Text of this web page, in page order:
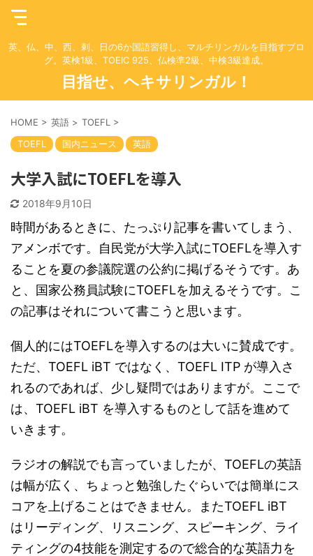
英、仏、中、西、剌、日の6か国語習得し、マルチリンガルを目指すブロ
グ。英検1級、TOEIC 925、仏検準2級、中検3級達成。
目指せ、ヘキサリンガル！
HOME > 英語 > TOEFL >
TOEFL
国内ニュース 英語
大学入試にTOEFLを導入
2018年9月10日
時間があるときに、たっぷり記事を書いてしまう、
アメンボです。自民党が大学入試にTOEFLを導入す
ることを夏の参議院選の公約に掲げるそうです。あ
と、国家公務員試験にTOEFLを加えるそうです。こ
の記事はそれについて書こうと思います。
個人的にはTOEFLを導入するのは大いに賛成です。
ただ、TOEFL iBT ではなく、TOEFL ITP が導入さ
れるのであれば、少し疑問ではありますが。ここで
は、TOEFL iBT を導入するものとして話を進めて
いきます。
ラジオの解説でも言っていましたが、TOEFLの英語
は幅が広く、ちょっと勉強したぐらいでは簡単にス
コアを上げることはできません。またTOEFL iBT
はリーディング、リスニング、スピーキング、ライ
ティングの4技能を測定するので総合的な英語力を